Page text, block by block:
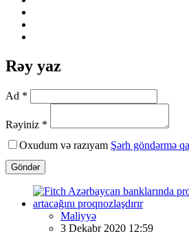
Rəy yaz
Ad *
Rəyiniz *
Oxudum və razıyam Şərh göndərmə
Göndər
Maliyyə
3 Dekabr 2020 12:59